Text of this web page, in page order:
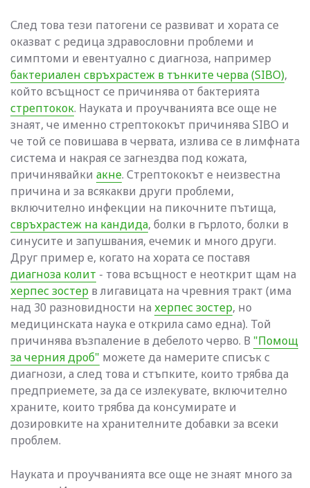
След това тези патогени се развиват и хората се
оказват с редица здравословни проблеми и
симптоми и евентуално с диагноза, например
бактериален свръхрастеж в тънките черва (SIBO),
който всъщност се причинява от бактерията
стрептокок. Науката и проучванията все още не
знаят, че именно стрептококът причинява SIBO и
че той се повишава в червата, излива се в лимфната
система и накрая се загнездва под кожата,
причинявайки акне. Стрептококът е неизвестна
причина и за всякакви други проблеми,
включително инфекции на пикочните пътища,
свръхрастеж на кандида, болки в гърлото, болки в
синусите и запушвания, ечемик и много други.
Друг пример е, когато на хората се поставя
диагноза колит - това всъщност е неоткрит щам на
херпес зостер в лигавицата на чревния тракт (има
над 30 разновидности на херпес зостер, но
медицинската наука е открила само една). Той
причинява възпаление в дебелото черво. В "Помощ
за черния дроб" можете да намерите списък с
диагнози, а след това и стъпките, които трябва да
предприемете, за да се излекувате, включително
храните, които трябва да консумирате и
дозировките на хранителните добавки за всеки
проблем.
Науката и проучванията все още не знаят много за